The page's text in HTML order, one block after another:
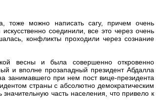
тоже можно написать сагу, причем очень
соединили, все это через очень
конфликты проходили через сознание
весны и была совершенно откровенно
и вполне прозападный президент Абдалла
занимавшего при нем пост вице-президента
страны с абсолютно демократическим
часть населения, что привело к